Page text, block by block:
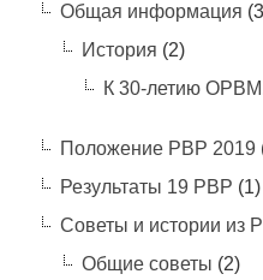
Общая информация
История (2)
К 30-летию
Положение РВР 2019
Результаты 19 РВР (1)
Советы и истории из
Общие советы (2)